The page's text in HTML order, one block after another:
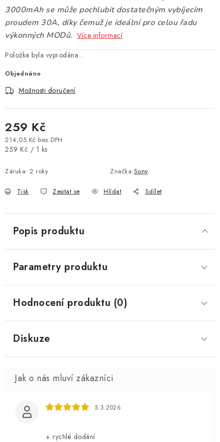
NIKOTINOVÝ FILM
PŘÍSLUŠENSTVÍ
ZNAČKY
Vše o nákupu Jak reklamovat či vrátit zboží
3000mAh se může pochlubit dostatečným vybíjecím
proudem 30A, díky čemuž je ideální pro celou řadu
výkonných MODů. Více informací
Položka byla vyprodána…
Objednáno
Možnosti doručení
259 Kč
214,05 Kč bez DPH
Měrná cena:
259 Kč / 1 ks
Záruka: 2 roky Značka:Sony
Tisk Zeptat se Hlídat Sdílet
Popis produktu
Parametry produktu
Hodnocení produktu (0)
Diskuze
5.3.2026
+ rychlé dodání